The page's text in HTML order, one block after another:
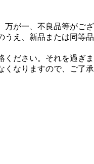
万が一、不良品等がござ
うえ、新品または同等品
ください。それを過ぎま
くなりますので、ご了承